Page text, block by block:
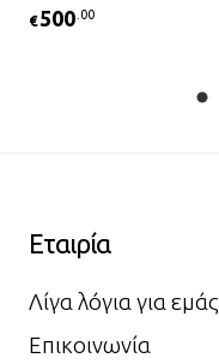
€ 500 .00
Εταιρία
Λίγα λόγια για εμάς
Επικοινωνία